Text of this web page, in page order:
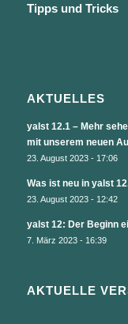
Tipps und Tricks
AKTUELLES
yalst 12.1 – Mehr
mit unserem neuen
23. August 2023 - 17:06
Was ist neu in yalst
23. August 2023 - 12:42
yalst 12: Der Beginn
7. März 2023 - 16:39
AKTUELLE